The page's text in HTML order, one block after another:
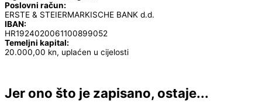
Poslovni račun:
ERSTE & STEIERMARKISCHE BANK d.d.
IBAN:
HR1924020061100899052
Temeljni kapital:
20.000,00 kn, uplaćen u cijelosti
Jer ono što je zapisano, ostaje...